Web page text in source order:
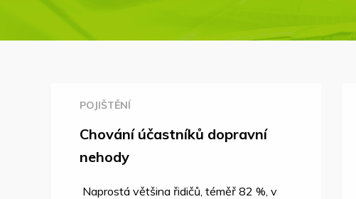
POJIŠTĚNÍ
Chování účastníků dopravní
nehody
Naprostá většina řidičů, téměř 82 %, v